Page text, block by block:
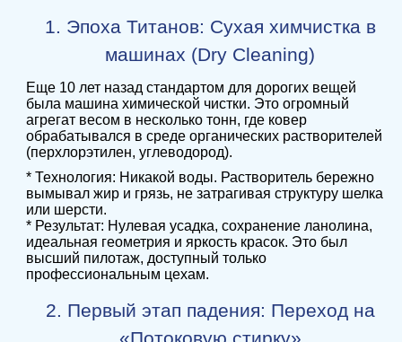
1. Эпоха Титанов: Сухая химчистка в
машинах (Dry Cleaning)
Еще 10 лет назад стандартом для дорогих вещей
была машина химической чистки. Это огромный
агрегат весом в несколько тонн, где ковер
обрабатывался в среде органических растворителей
(перхлорэтилен, углеводород).
* Технология: Никакой воды. Растворитель бережно
вымывал жир и грязь, не затрагивая структуру шелка
или шерсти.
* Результат: Нулевая усадка, сохранение ланолина,
идеальная геометрия и яркость красок. Это был
высший пилотаж, доступный только
профессиональным цехам.
2. Первый этап падения: Переход на